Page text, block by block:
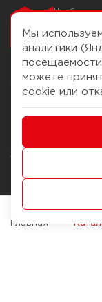
Чтобы вам
О компании
История Компании
Журнал
Наши марки
Брендирование
Мы
аналитики
можете
cookie или
Главная